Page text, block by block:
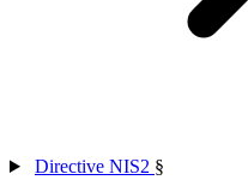
Directive NIS2 §